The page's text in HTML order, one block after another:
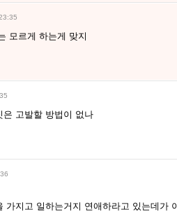
모르게 하는게 맞지
은 고발할 방법이 없나
가지고 일하는거지 연애하라고 있는데가